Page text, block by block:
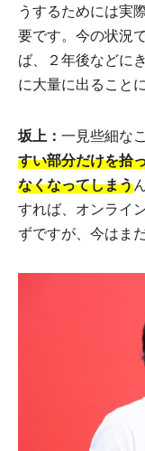
うするためには実
要です。今の状況
ば、２年後などに
に大量に出ること
坂上： 一見些細な
すい部分だけを拾
なくなってしまう
すれば、オンライ
ずですが、今はま